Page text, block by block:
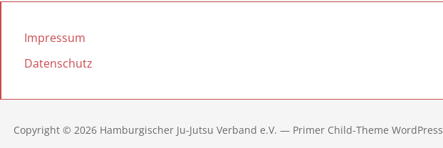
Impressum
Datenschutz
Copyright © 2026 Hamburgischer Ju-Jutsu Verband e.V. — Primer Child-Theme WordPress